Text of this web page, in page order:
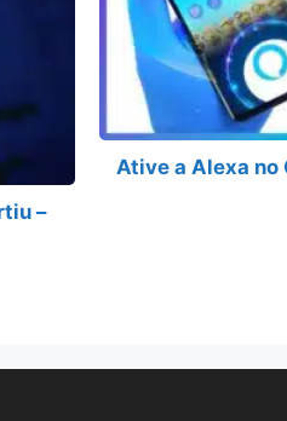
–
Ative a Alexa no